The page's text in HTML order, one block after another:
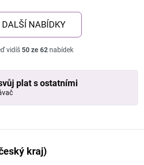
DALŠÍ NABÍDKY
vidíš50 ze 62 nabídek
plat s ostatními
kraj)